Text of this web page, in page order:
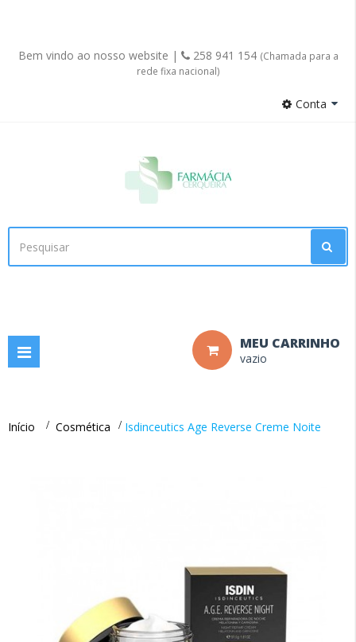
Bem vindo ao nosso website | 258 941 154 (Chamada para a
rede fixa nacional)
Conta
MEU CARRINHO
vazio
Toggle
navigation
Início > Cosmética > Isdinceutics Age Reverse Creme Noite